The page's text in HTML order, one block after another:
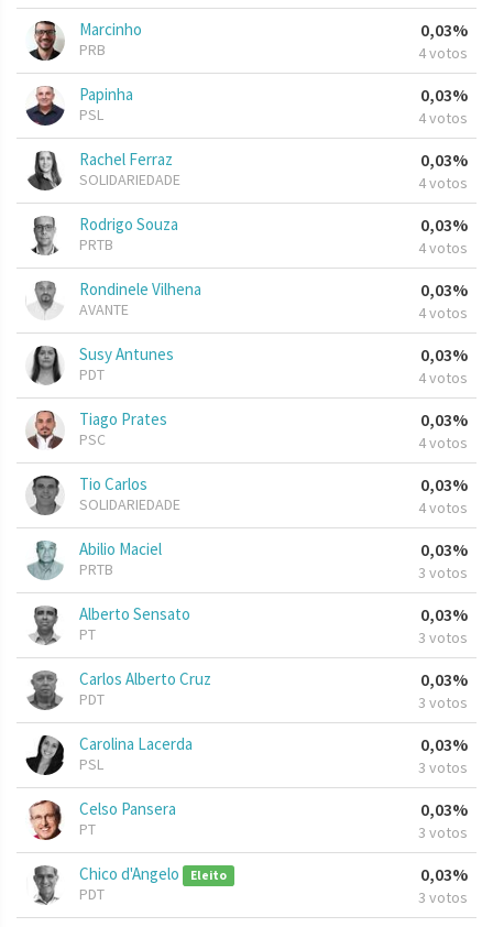
Marcinho
PRB
0,03%
4 votos
Papinha
PSL
0,03%
4 votos
Rachel Ferraz
SOLIDARIEDADE
0,03%
4 votos
Rodrigo Souza
PRTB
0,03%
4 votos
Rondinele Vilhena
AVANTE
0,03%
4 votos
Susy Antunes
PDT
0,03%
4 votos
Tiago Prates
PSC
0,03%
4 votos
Tio Carlos
SOLIDARIEDADE
0,03%
4 votos
Abilio Maciel
PRTB
0,03%
3 votos
Alberto Sensato
PT
0,03%
3 votos
Carlos Alberto Cruz
PDT
0,03%
3 votos
Carolina Lacerda
PSL
0,03%
3 votos
Celso Pansera
PT
0,03%
3 votos
Chico d'Angelo Eleito
PDT
0,03%
3 votos